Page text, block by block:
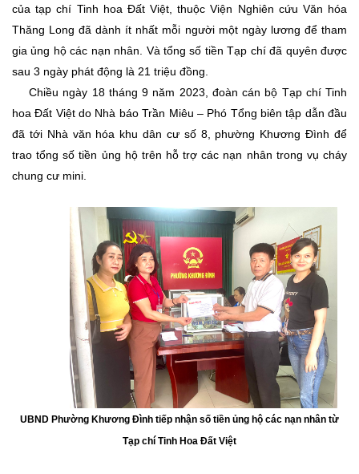
của tạp chí Tinh hoa Đất Việt, thuộc Viện Nghiên cứu Văn hóa
Thăng Long đã dành ít nhất mỗi người một ngày lương để tham
gia ủng hộ các nạn nhân. Và tổng số tiền Tạp chí đã quyên được
sau 3 ngày phát động là 21 triệu đồng.
Chiều ngày 18 tháng 9 năm 2023, đoàn cán bộ Tạp chí Tinh
hoa Đất Việt do Nhà báo Trần Miêu – Phó Tổng biên tập dẫn đầu
đã tới Nhà văn hóa khu dân cư số 8, phường Khương Đìnhđể
trao tổng số tiền ủng hộ trên hỗ trợ các nạn nhân trong vụ cháy
chung cư mini.
UBND Phường Khương Đình tiếp nhận số tiền ủng hộ các nạn nhân từ
Tạp chí Tinh Hoa Đất Việt